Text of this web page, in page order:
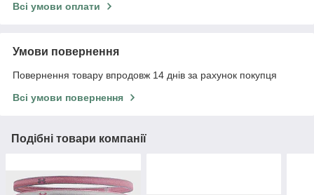
Всі умови оплати
Умови повернення
Повернення товару впродовж 14 днів за рахунок покупця
Всі умови повернення
Подібні товари компанії